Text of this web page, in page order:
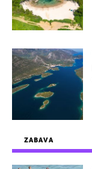
ZABAVA